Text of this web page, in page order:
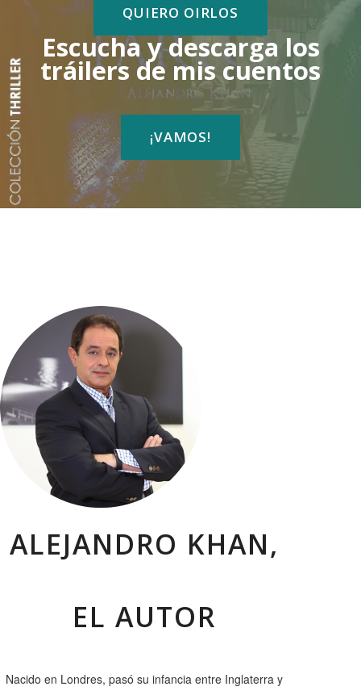
QUIERO OIRLOS
Escucha y descarga los
tráilers de mis cuentos
¡VAMOS!
ALEJANDRO KHAN,
EL AUTOR
Nacido en Londres, pasó su infancia entre Inglaterra y